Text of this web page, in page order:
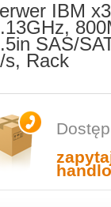
IBM
SAS/
s, Rack